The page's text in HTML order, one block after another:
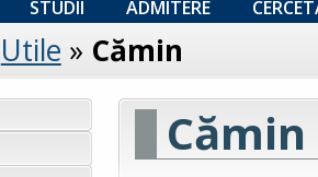
STUDII ADMITERE
Utile » Cămin
Cămin